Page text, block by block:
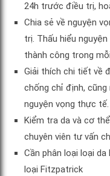
24h trước điều trị,
Chia sẻ về nguyện
trị. Thấu hiểu
thành công trong
Giải thích chi tiết về
chống chỉ định, cũng
nguyện vọng thực tế.
Kiểm tra da và cơ
chuyên viên tư vấn
Cần phân loại loại
loại Fitzpatrick